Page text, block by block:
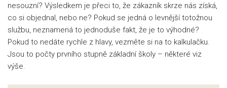
nesouzní? Výsledkem je přeci to, že zákazník skrze nás získá,
co si objednal, nebo ne? Pokud se jedná o levnější totožnou
službu, neznamená to jednoduše fakt, že je to výhodné?
Pokud to nedáte rychle z hlavy, vezměte si na to kalkulačku.
Jsou to počty prvního stupně základní školy – některé viz
výše.